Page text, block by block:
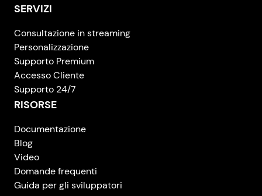
SERVIZI
Consultazione in streaming
Personalizzazione
Supporto Premium
Accesso Cliente
Supporto 24/7
RISORSE
Documentazione
Blog
Video
Domande frequenti
Guida per gli sviluppatori